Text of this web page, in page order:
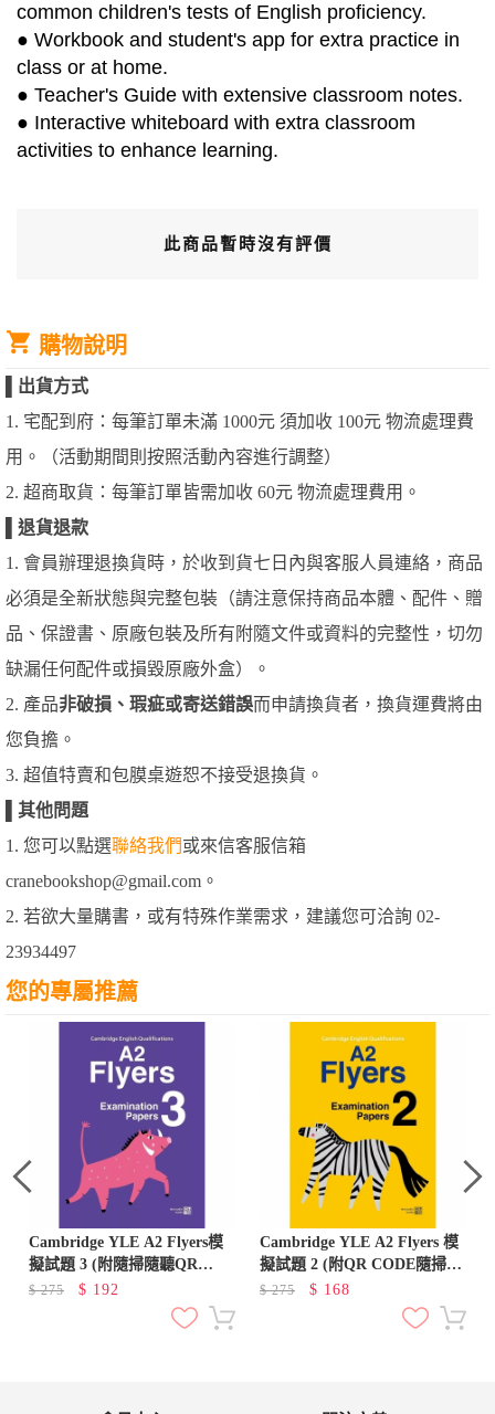
common children's tests of English proficiency.
● Workbook and student's app for extra practice in
class or at home.
● Teacher's Guide with extensive classroom notes.
● Interactive whiteboard with extra classroom
activities to enhance learning.
此商品暫時沒有評價
購物說明
出貨方式
1. 宅配到府：每筆訂單未滿 1000元 須加收 100元 物流處理費
用。（活動期間則按照活動內容進行調整）
2. 超商取貨：每筆訂單皆需加收 60元 物流處理費用。
退貨退款
1. 會員辦理退換貨時，於收到貨七日內與客服人員連絡，商品
必須是全新狀態與完整包裝（請注意保持商品本體、配件、贈
品、保證書、原廠包裝及所有附隨文件或資料的完整性，切勿
缺漏任何配件或損毀原廠外盒）。
2. 產品非破損、瑕疵或寄送錯誤而申請換貨者，換貨運費將由
您負擔。
3. 超值特賣和包膜桌遊恕不接受退換貨。
其他問題
1. 您可以點選聯絡我們或來信客服信箱
cranebookshop@gmail.com。
2. 若欲大量購書，或有特殊作業需求，建議您可洽詢 02-
23934497
您的專屬推薦
Cambridge YLE A2 Flyers模
擬試題 3 (附隨掃隨聽QR
CODE音檔) (A2 Flyers)
$275 $ 192
Cambridge YLE A2 Flyers 模
擬試題 2 (附QR CODE隨掃即
聽)
$275 $ 168